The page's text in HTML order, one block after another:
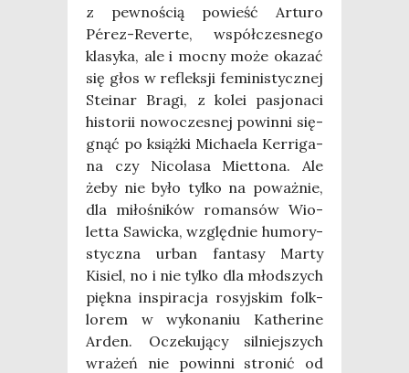
z pew­no­ścią powieść Artu­ro
Pérez-Rever­te, współ­cze­sne­go
kla­sy­ka, ale i moc­ny może oka­zać
się głos w reflek­sji femi­ni­stycz­nej
Ste­inar Bra­gi, z kolei pasjo­na­ci
histo­rii nowo­cze­snej powin­ni się­
gnąć po książ­ki Micha­ela Ker­ri­ga­
na czy Nico­la­sa Miet­to­na. Ale
żeby nie było tyl­ko na poważ­nie,
dla miło­śni­ków roman­sów Wio­
let­ta Sawic­ka, względ­nie humo­ry­
stycz­na urban fan­ta­sy Mar­ty
Kisiel, no i nie tyl­ko dla młod­szych
pięk­na inspi­ra­cja rosyj­skim folk­
lo­rem w wyko­na­niu Kathe­ri­ne
Arden. Ocze­ku­ją­cy sil­niej­szych
wra­żeń nie powin­ni stro­nić od